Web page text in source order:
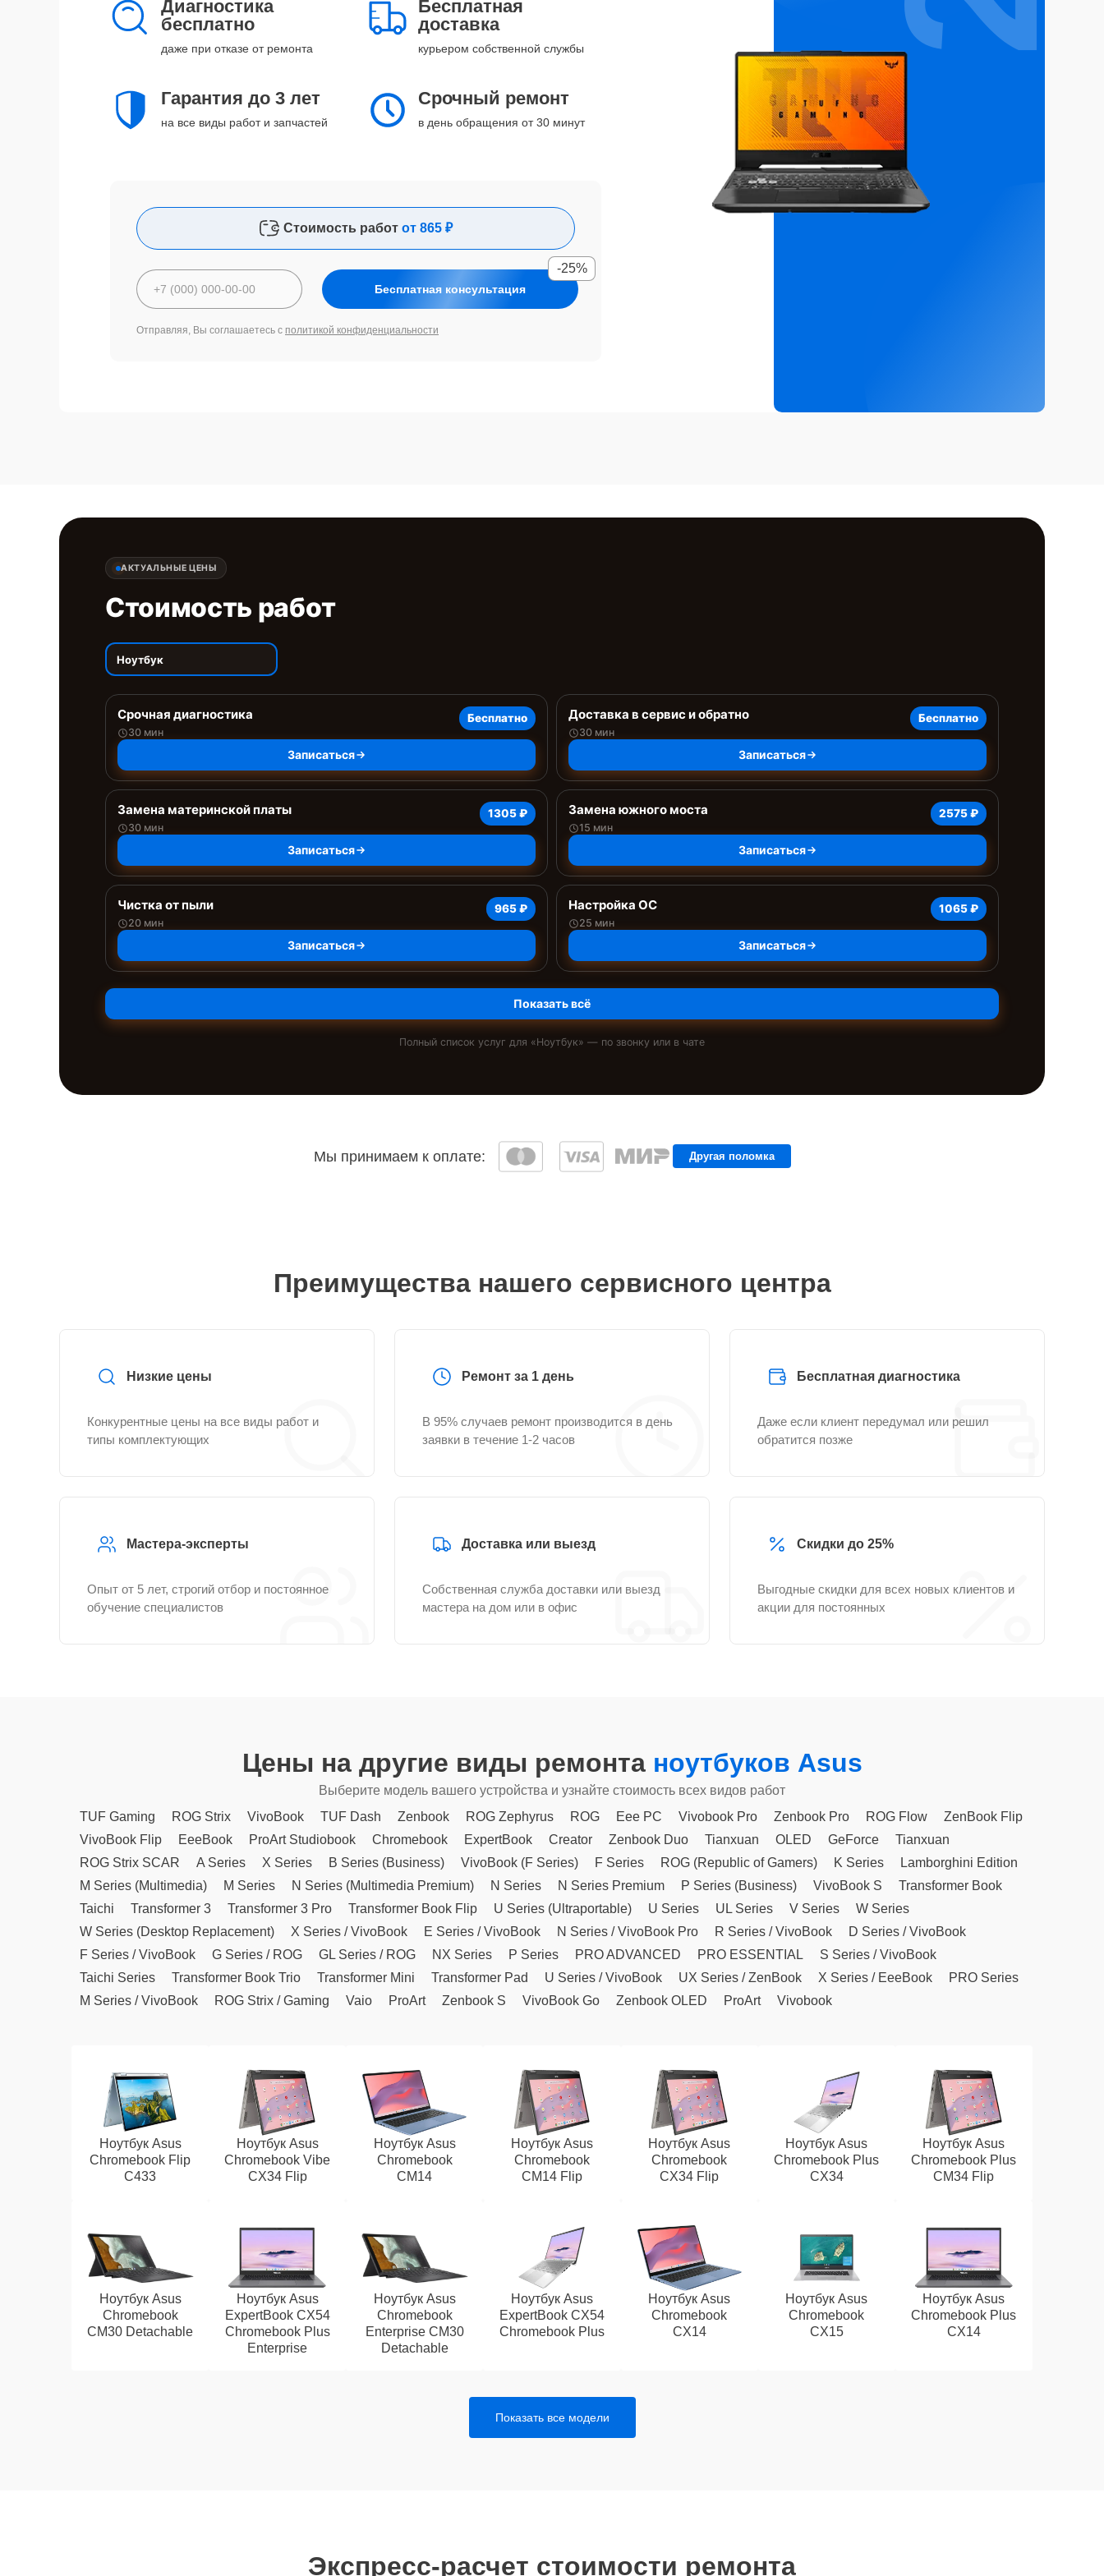
Диагностика
бесплатно
даже при отказе от ремонта
Бесплатная
доставка
курьером собственной службы
Гарантия до 3 лет
на все виды работ и запчастей
Срочный ремонт
в день обращения от 30 минут
Стоимость работ от 865 ₽
Бесплатная консультация
-25%
Отправляя, Вы соглашаетесь с политикой конфиденциальности
АКТУАЛЬНЫЕ ЦЕНЫ
Стоимость работ
Ноутбук
Срочная диагностика
30 мин
Бесплатно
Записаться
Доставка в сервис и обратно
30 мин
Бесплатно
Записаться
Замена материнской платы
30 мин
1305 ₽
Записаться
Замена южного моста
15 мин
2575 ₽
Записаться
Чистка от пыли
20 мин
965 ₽
Записаться
Настройка ОС
25 мин
1065 ₽
Записаться
Показать всё
Полный список услуг для «Ноутбук» — по звонку или в чате
Мы принимаем к оплате: Другая поломка
Преимущества нашего сервисного центра
Низкие цены
Конкурентные цены на все виды работ и
типы комплектующих
Ремонт за 1 день
В 95% случаев ремонт производится в день
заявки в течение 1-2 часов
Бесплатная диагностика
Даже если клиент передумал или решил
обратится позже
Мастера-эксперты
Опыт от 5 лет, строгий отбор и постоянное
обучение специалистов
Доставка или выезд
Собственная служба доставки или выезд
мастера на дом или в офис
Скидки до 25%
Выгодные скидки для всех новых клиентов и
акции для постоянных
Цены на другие виды ремонта ноутбуков Asus
Выберите модель вашего устройства и узнайте стоимость всех видов работ
TUF Gaming
ROG Strix VivoBook TUF Dash Zenbook ROG Zephyrus ROG Eee PC Vivobook Pro Zenbook Pro ROG Flow
ZenBook Flip
VivoBook Flip
EeeBook ProArt Studiobook Chromebook ExpertBook Creator Zenbook Duo Tianxuan OLED GeForce
Tianxuan
ROG Strix SCAR
A Series X Series B Series (Business) VivoBook (F Series) F Series ROG (Republic of Gamers) K Series
Lamborghini Edition
M Series (Multimedia)
M Series N Series (Multimedia Premium) N Series N Series Premium P Series (Business) VivoBook S
Transformer Book
Taichi
Transformer 3 Transformer 3 Pro Transformer Book Flip U Series (Ultraportable) U Series UL Series V Series
W Series
W Series (Desktop Replacement)
X Series / VivoBook E Series / VivoBook N Series / VivoBook Pro R Series / VivoBook
D Series / VivoBook
F Series / VivoBook
G Series / ROG GL Series / ROG NX Series P Series PRO ADVANCED PRO ESSENTIAL
S Series / VivoBook
Taichi Series
Transformer Book Trio Transformer Mini Transformer Pad U Series / VivoBook UX Series / ZenBook X Series / EeeBook
PRO Series
M Series / VivoBook
ROG Strix / Gaming Vaio ProArt Zenbook S VivoBook Go Zenbook OLED ProArt Vivobook
Ноутбук Asus
Chromebook Flip
C433
Ноутбук Asus
Chromebook Vibe
CX34 Flip
Ноутбук Asus
Chromebook
CM14
Ноутбук Asus
Chromebook
CM14 Flip
Ноутбук Asus
Chromebook
CX34 Flip
Ноутбук Asus
Chromebook Plus
CX34
Ноутбук Asus
Chromebook Plus
CM34 Flip
Ноутбук Asus
Chromebook
CM30 Detachable
Ноутбук Asus
ExpertBook CX54
Chromebook Plus
Enterprise
Ноутбук Asus
Chromebook
Enterprise CM30
Detachable
Ноутбук Asus
ExpertBook CX54
Chromebook Plus
Ноутбук Asus
Chromebook
CX14
Ноутбук Asus
Chromebook
CX15
Ноутбук Asus
Chromebook Plus
CX14
Показать все модели
Экспресс-расчет стоимости ремонта